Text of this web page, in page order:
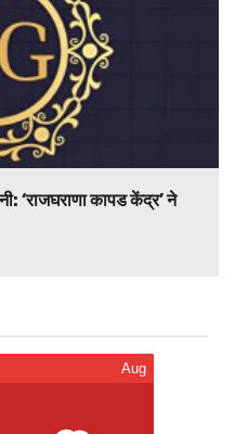
‘राजघराणा कापड केंद्र’ ने
Aug